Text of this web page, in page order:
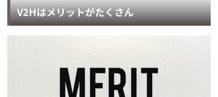
V2Hはメリットがたくさん